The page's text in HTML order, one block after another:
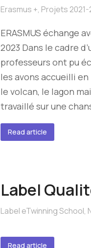
Erasmus +, Projets 2021-
ERASMUS échange
2023 Dans le cadre
professeurs ont pu
les avons accueilli
le volcan, le lagon
travaillé sur une
Read article
Label
Label eTwinning School,
Read article